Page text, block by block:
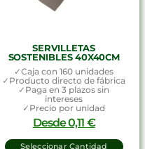
SERVILLETAS
SOSTENIBLES 40X40CM
✓Caja con 160 unidades
✓Producto directo de fábrica
✓Paga en 3 plazos sin
intereses
✓Precio por unidad
Desde0,11 €
Seleccionar Cantidad